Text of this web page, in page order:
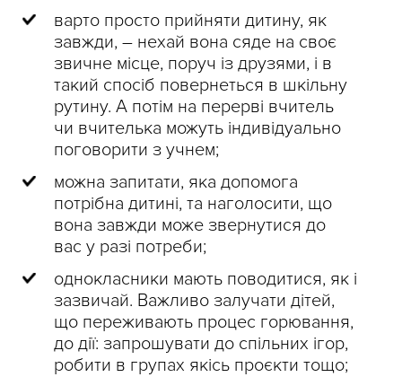
варто просто прийняти дитину, як
завжди, – нехай вона сяде на своє
звичне місце, поруч із друзями, і в
такий спосіб повернеться в шкільну
рутину. А потім на перерві вчитель
чи вчителька можуть індивідуально
поговорити з учнем;
можна запитати, яка допомога
потрібна дитині, та наголосити, що
вона завжди може звернутися до
вас у разі потреби;
однокласники мають поводитися, як і
зазвичай. Важливо залучати дітей,
що переживають процес горювання,
до дії: запрошувати до спільних ігор,
робити в групах якісь проєкти тощо;